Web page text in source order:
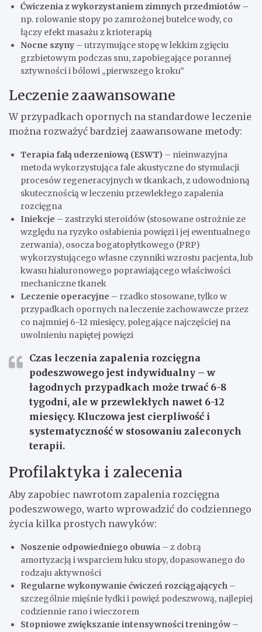
Ćwiczenia z wykorzystaniem zimnych przedmiotów–
np. rolowanie stopy po zamrożonej butelce wody, co
łączy efekt masażu z krioterapią
Nocne szyny – utrzymujące stopę w lekkim zgięciu
grzbietowym podczas snu, zapobiegające porannej
sztywności i bólowi „pierwszego kroku”
Leczenie zaawansowane
W przypadkach opornych na standardowe leczenie
można rozważyć bardziej zaawansowane metody:
Terapia falą uderzeniową (ESWT) – nieinwazyjna
metoda wykorzystująca fale akustyczne do stymulacji
procesów regeneracyjnych w tkankach, z udowodnioną
skutecznością w leczeniu przewlekłego zapalenia
rozcięgna
Iniekcje – zastrzyki steroidów (stosowane ostrożnie ze
względu na ryzyko osłabienia powięzi i jej ewentualnego
zerwania), osocza bogatopłytkowego (PRP)
wykorzystującego własne czynniki wzrostu pacjenta, lub
kwasu hialuronowego poprawiającego właściwości
mechaniczne tkanek
Leczenie operacyjne – rzadko stosowane, tylko w
przypadkach opornych na leczenie zachowawcze przez
co najmniej 6-12 miesięcy, polegające najczęściej na
uwolnieniu napiętej powięzi
Czas leczenia zapalenia rozcięgna
podeszwowego jest indywidualny – w
łagodnych przypadkach może trwać 6-8
tygodni, ale w przewlekłych nawet 6-12
miesięcy. Kluczowa jest cierpliwość i
systematyczność w stosowaniu zaleconych
terapii.
Profilaktyka i zalecenia
Aby zapobiec nawrotom zapalenia rozcięgna
podeszwowego, warto wprowadzić do codziennego
życia kilka prostych nawyków:
Noszenie odpowiedniego obuwia – z dobrą
amortyzacją i wsparciem łuku stopy, dopasowanego do
rodzaju aktywności
Regularne wykonywanie ćwiczeń rozciągających –
szczególnie mięśnie łydki i powięź podeszwową, najlepiej
codziennie rano i wieczorem
Stopniowe zwiększanie intensywności treningów–